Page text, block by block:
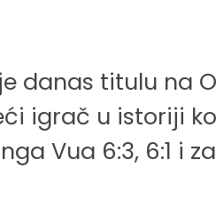
danas titulu na
igrač u istoriji
Vua 6:3, 6:1 i